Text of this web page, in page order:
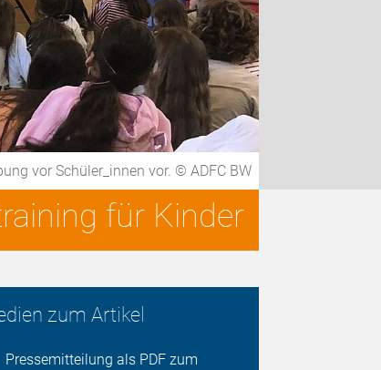
vor Schüler_innen vor. © ADFC BW
für Kinder
zum Artikel
Pressemitteilung als PDF zum